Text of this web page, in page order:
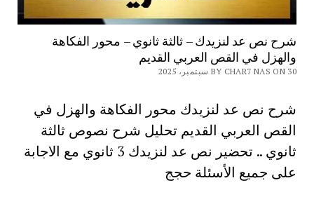
شرح نص عد لنزيدك – ثالثة ثانوي – محور الفكاهة
والهزل في القص العربي القديم
BY CHAR7 NAS ON 30 سبتمبر، 2025
شرح نص عد لنزيدك محور الفكاهة والهزل في
القص العربي القديم تحليل شرح نصوص ثالثة
ثانوي .. تحضير نص عد لنزيدك 3 ثانوي مع الاجابة
على جميع الأسئلة حجج